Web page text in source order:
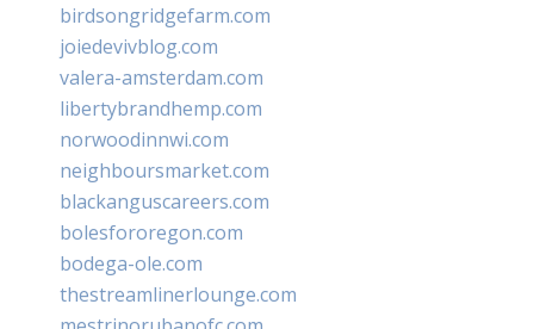
birdsongridgefarm.com
joiedevivblog.com
valera-amsterdam.com
libertybrandhemp.com
norwoodinnwi.com
neighboursmarket.com
blackanguscareers.com
bolesfororegon.com
bodega-ole.com
thestreamlinerlounge.com